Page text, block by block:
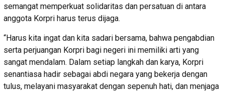
semangat memperkuat solidaritas dan persatuan di antara
anggota Korpri harus terus dijaga.
“Harus kita ingat dan kita sadari bersama, bahwa pengabdian
serta perjuangan Korpri bagi negeri ini memiliki arti yang
sangat mendalam. Dalam setiap langkah dan karya, Korpri
senantiasa hadir sebagai abdi negara yang bekerja dengan
tulus, melayani masyarakat dengan sepenuh hati, dan menjaga